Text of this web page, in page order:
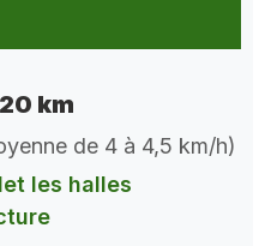
km
de 4 à 4,5 km/h)
les halles